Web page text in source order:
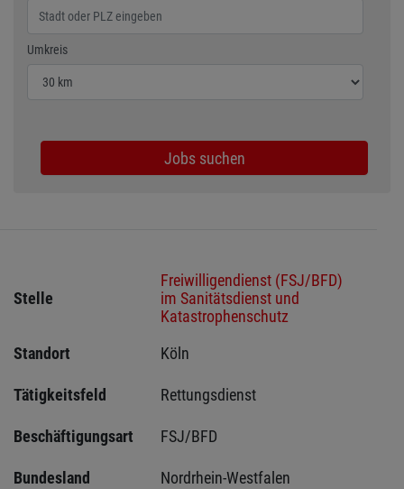
Umkreis
Wählen Sie den Umkreis für die Jobsuche
Jobs suchen
Stelle
Freiwilligendienst (FSJ/BFD)
im Sanitätsdienst und
Katastrophenschutz
Standort
Köln
Tätigkeitsfeld Rettungsdienst
Beschäftigungsart FSJ/BFD
Bundesland Nordrhein-Westfalen